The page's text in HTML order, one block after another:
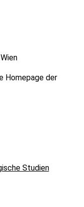
Homepage der
Studien